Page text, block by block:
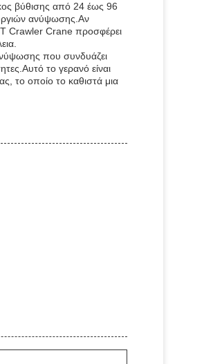
βύθισης από 24 έως 96
ανύψωσης.Αν
Crawler Crane προσφέρει
που συνδυάζει
το γερανό είναι
το οποίο το καθιστά μια